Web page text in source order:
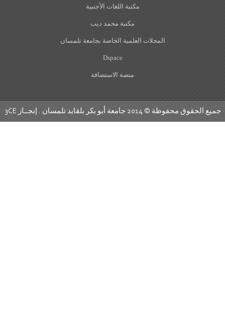
مكتبة اللغات الأجنبية
مكتبة محمد ديب
المجلات العلمية الخاصة بجامعة تلمسان
منصة الاستضافة
أبو بكر بلقايد تلمسان . إنجــاز 3CE